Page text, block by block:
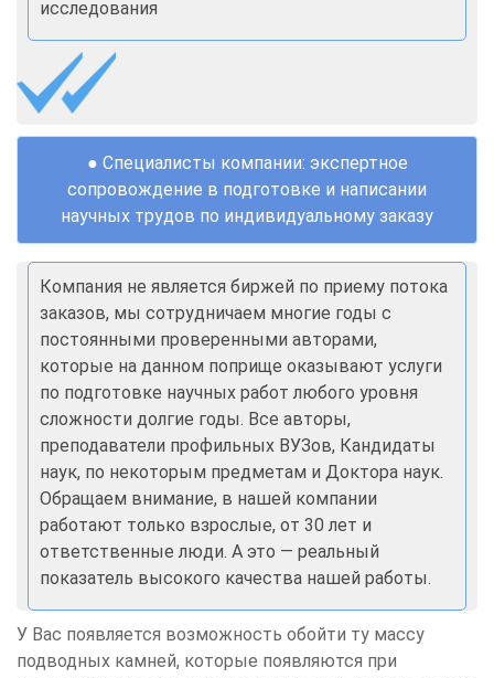
исследования
● Специалисты компании: экспертное
сопровождение в подготовке и написании
научных трудов по индивидуальному заказу
Компания не является биржей по приему потока
заказов, мы сотрудничаем многие годы с
постоянными проверенными авторами,
которые на данном поприще оказывают услуги
по подготовке научных работ любого уровня
сложности долгие годы. Все авторы,
преподаватели профильных ВУЗов, Кандидаты
наук, по некоторым предметам и Доктора наук.
Обращаем внимание, в нашей компании
работают только взрослые, от 30 лет и
ответственные люди. А это — реальный
показатель высокого качества нашей работы.
У Вас появляется возможность обойти ту массу
подводных камней, которые появляются при